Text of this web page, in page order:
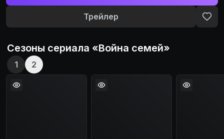
Трейлер
Сезоны сериала «Война семей»
1 2